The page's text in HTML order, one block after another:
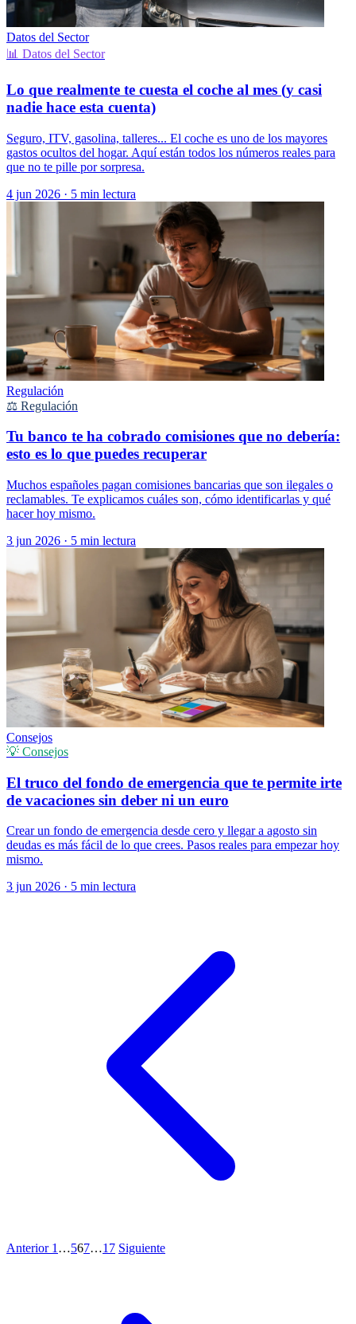
Datos del Sector
📊 Datos del Sector
Lo que realmente te cuesta el coche al mes (y casi
nadie hace esta cuenta)
Seguro, ITV, gasolina, talleres... El coche es uno de los mayores
gastos ocultos del hogar. Aquí están todos los números reales para
que no te pille por sorpresa.
4 jun 2026 · 5 min lectura
Regulación
⚖️ Regulación
Tu banco te ha cobrado comisiones que no debería:
esto es lo que puedes recuperar
Muchos españoles pagan comisiones bancarias que son ilegales o
reclamables. Te explicamos cuáles son, cómo identificarlas y qué
hacer hoy mismo.
3 jun 2026 · 5 min lectura
Consejos
💡 Consejos
El truco del fondo de emergencia que te permite irte
de vacaciones sin deber ni un euro
Crear un fondo de emergencia desde cero y llegar a agosto sin
deudas es más fácil de lo que crees. Pasos reales para empezar hoy
mismo.
3 jun 2026 · 5 min lectura
Anterior 1…567…17 Siguiente